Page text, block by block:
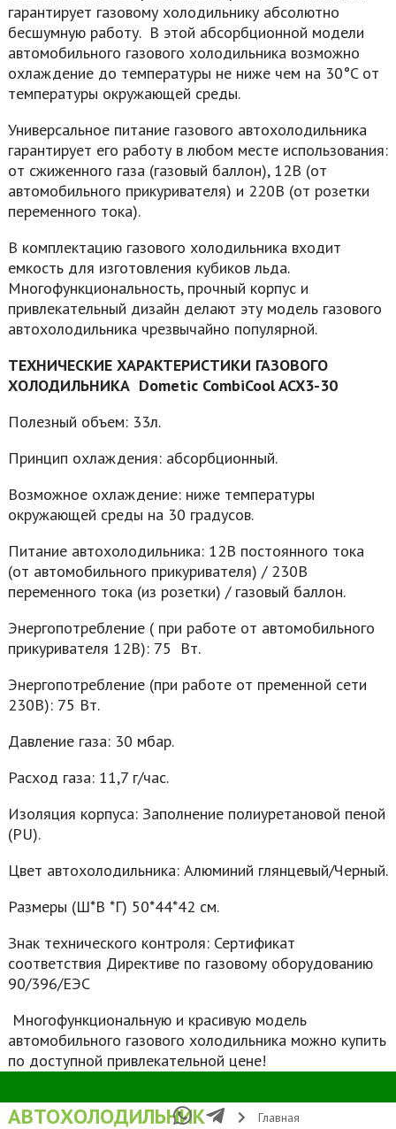
гарантирует газовому холодильнику абсолютно
бесшумную работу. В этой абсорбционной модели
автомобильного газового холодильника возможно
охлаждение до температуры не ниже чем на 30°C от
температуры окружающей среды.
Универсальное питание газового автохолодильника
гарантирует его работу в любом месте использования:
от сжиженного газа (газовый баллон), 12В (от
автомобильного прикуривателя) и 220В (от розетки
переменного тока).
В комплектацию газового холодильника входит
емкость для изготовления кубиков льда.
Многофункциональность, прочный корпус и
привлекательный дизайн делают эту модель газового
автохолодильника чрезвычайно популярной.
ТЕХНИЧЕСКИЕ ХАРАКТЕРИСТИКИ ГАЗОВОГО
ХОЛОДИЛЬНИКА Dometic CombiCool ACX3-30
Полезный объем: 33л.
Принцип охлаждения: абсорбционный.
Возможное охлаждение: ниже температуры
окружающей среды на 30 градусов.
Питание автохолодильника: 12В постоянного тока
(от автомобильного прикуривателя) / 230В
переменного тока (из розетки) / газовый баллон.
Энергопотребление ( при работе от автомобильного
прикуривателя 12В): 75 Вт.
Энергопотребление (при работе от пременной сети
230В): 75 Вт.
Давление газа: 30 мбар.
Расход газа: 11,7 г/час.
Изоляция корпуса: Заполнение полиуретановой пеной
(PU).
Цвет автохолодильника: Алюминий глянцевый/Черный.
Размеры (Ш*В *Г) 50*44*42 см.
Знак технического контроля: Сертификат
соответствия Директиве по газовому оборудованию
90/396/EЭС
Многофункциональную и красивую модель
автомобильного газового холодильника можно купить
по доступной привлекательной цене!
АВТОХОЛОДИЛЬНИК Главная